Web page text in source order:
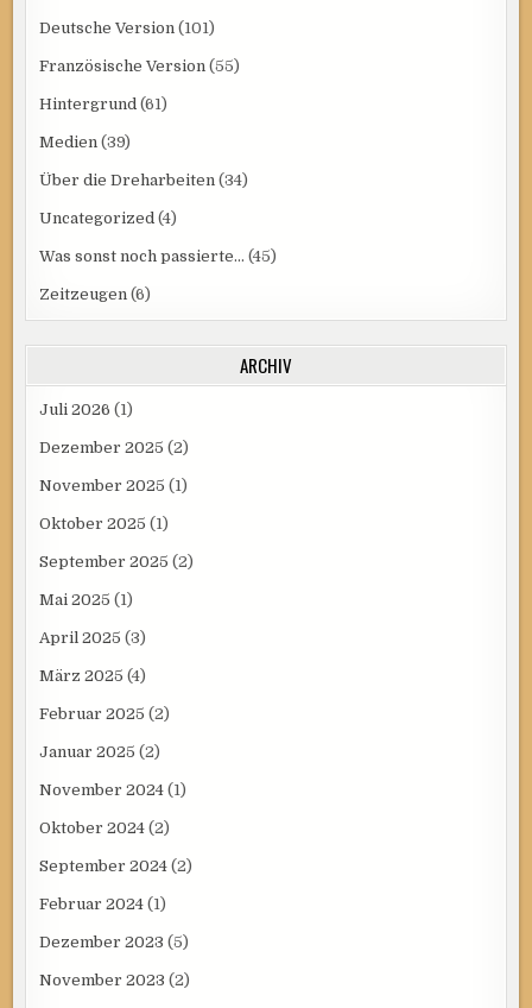
Deutsche Version (101)
Französische Version (55)
Hintergrund (61)
Medien (39)
Über die Dreharbeiten (34)
Uncategorized (4)
Was sonst noch passierte… (45)
Zeitzeugen (6)
ARCHIV
Juli 2026 (1)
Dezember 2025 (2)
November 2025 (1)
Oktober 2025 (1)
September 2025 (2)
Mai 2025 (1)
April 2025 (3)
März 2025 (4)
Februar 2025 (2)
Januar 2025 (2)
November 2024 (1)
Oktober 2024 (2)
September 2024 (2)
Februar 2024 (1)
Dezember 2023 (5)
November 2023 (2)